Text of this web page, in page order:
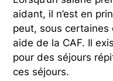
aidant, il n’est en
peut, sous certaines
aide de la CAF. Il
pour des séjours
ces séjours.